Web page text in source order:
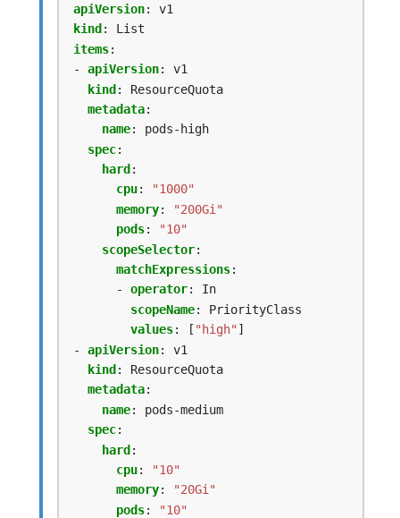
apiVersion:
v1
kind :
List
items:
- apiVersion:
v1
kind:
ResourceQuota
metadata:
name:
pods-high
spec:
hard :
cpu:
"1000"
memory:
"200Gi"
pods:
"10"
scopeSelector:
matchExpressions:
- operator:
In
scopeName:
PriorityClass
values: [ "high" ]
- apiVersion:
v1
kind :
ResourceQuota
metadata:
name:
pods-medium
spec:
hard:
cpu:
"10"
memory:
"20Gi"
pods:
"10"